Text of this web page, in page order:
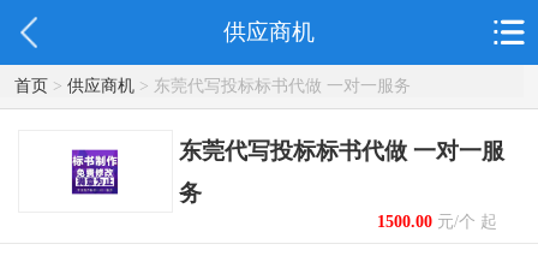
供应商机
首页> 供应商机> 东莞代写投标标书代做 一对一服务
东莞代写投标标书代做 一对一服
务
1500.00元/个 起